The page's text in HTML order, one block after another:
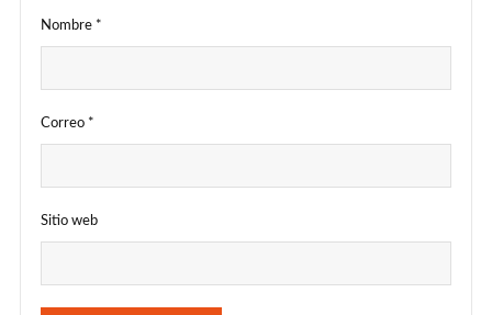
Nombre *
Correo *
Sitio web